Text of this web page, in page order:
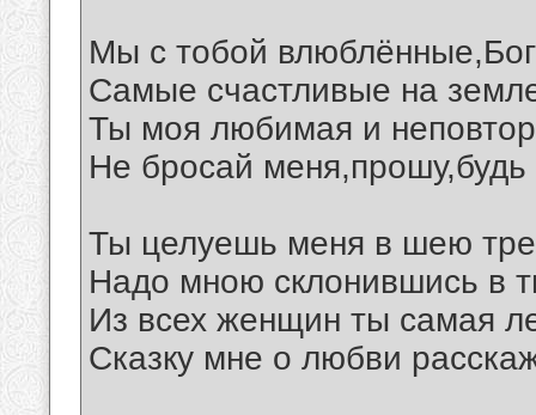
Мы с тобой
Самые счастливые на
Ты моя любимая и
Не бросай меня,прошу,будь
Ты целуешь меня в шею
Надо мною склонившись в
Из всех женщин ты самая
Сказку мне о любви